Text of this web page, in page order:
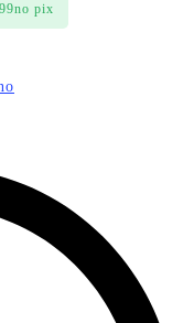
no pix